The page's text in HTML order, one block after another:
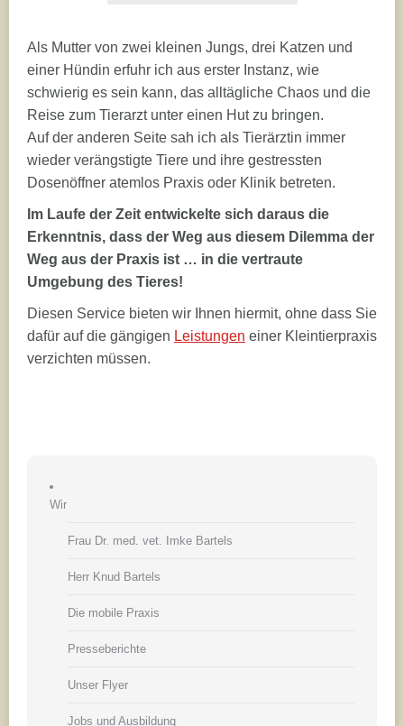
Als Mutter von zwei kleinen Jungs, drei Katzen und
einer Hündin erfuhr ich aus erster Instanz, wie
schwierig es sein kann, das alltägliche Chaos und die
Reise zum Tierarzt unter einen Hut zu bringen.
Auf der anderen Seite sah ich als Tierärztin immer
wieder verängstigte Tiere und ihre gestressten
Dosenöffner atemlos Praxis oder Klinik betreten.
Im Laufe der Zeit entwickelte sich daraus die
Erkenntnis, dass der Weg aus diesem Dilemma der
Weg aus der Praxis ist … in die vertraute
Umgebung des Tieres!
Diesen Service bieten wir Ihnen hiermit, ohne dass Sie
dafür auf die gängigen Leistungen einer Kleintierpraxis
verzichten müssen.
Wir
Frau Dr. med. vet. Imke Bartels
Herr Knud Bartels
Die mobile Praxis
Presseberichte
Unser Flyer
Jobs und Ausbildung